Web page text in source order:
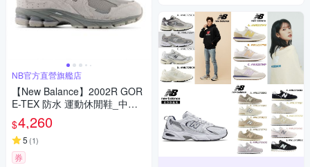
NB官方直營旗艦店
【New Balance】2002R GOR
E-TEX 防水 運動休閒鞋_中性_
灰色_U200227R-D楦
$4,260
5 (1)
券